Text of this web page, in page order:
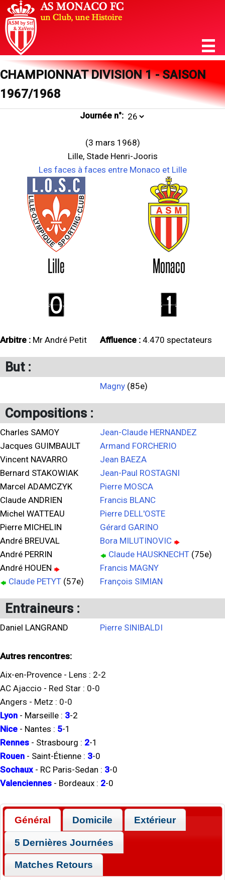
CHAMPIONNAT DIVISION 1 - SAISON
1967/1968
Journée n°:
(3 mars 1968)
Lille, Stade Henri-Jooris
Les faces à faces entre Monaco et Lille
Lille Monaco
0 1
Arbitre : Mr André Petit Affluence : 4.470 spectateurs
But :
Magny (85e)
Compositions :
Charles SAMOY
Jacques GUIMBAULT
Vincent NAVARRO
Bernard STAKOWIAK
Marcel ADAMCZYK
Claude ANDRIEN
Michel WATTEAU
Pierre MICHELIN
André BREUVAL
André PERRIN
André HOUEN
Claude PETYT (57e)
Jean-Claude HERNANDEZ
Armand FORCHERIO
Jean BAEZA
Jean-Paul ROSTAGNI
Pierre MOSCA
Francis BLANC
Pierre DELL'OSTE
Gérard GARINO
Bora MILUTINOVIC
Claude HAUSKNECHT (75e)
Francis MAGNY
François SIMIAN
Entraineurs :
Daniel LANGRAND Pierre SINIBALDI
Autres rencontres:
Aix-en-Provence - Lens : 2-2
AC Ajaccio - Red Star : 0-0
Angers - Metz : 0-0
Lyon - Marseille : 3-2
Nice - Nantes : 5-1
Rennes - Strasbourg : 2-1
Rouen - Saint-Étienne : 3-0
Sochaux - RC Paris-Sedan : 3-0
Valenciennes - Bordeaux : 2-0
Général Domicile Extérieur
5 Dernières Journées
Matches Retours